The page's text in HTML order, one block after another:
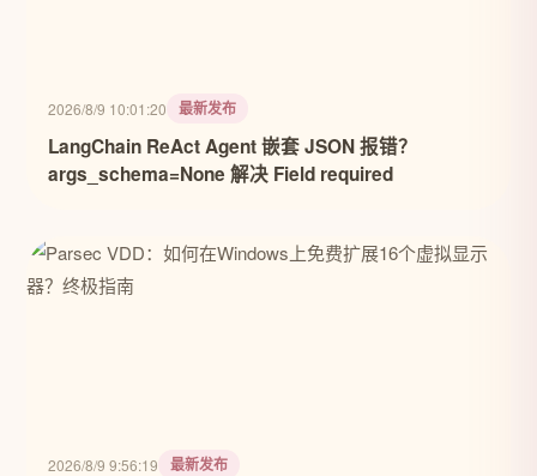
2026/8/9 10:01:20 最新发布
LangChain ReAct Agent 嵌套 JSON 报错？
args_schema=None 解决 Field required
2026/8/9 9:56:19 最新发布